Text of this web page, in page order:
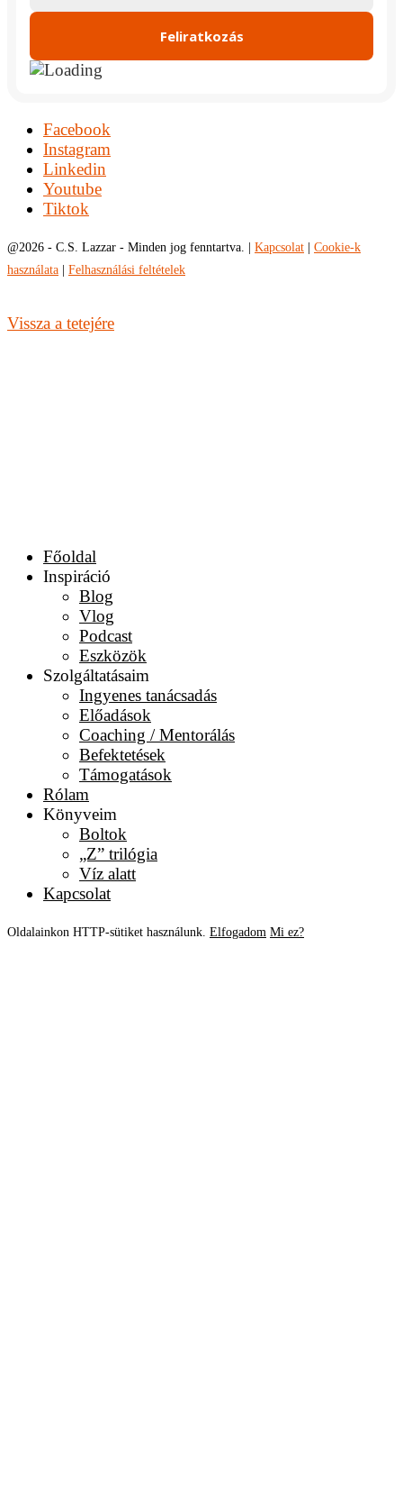
Facebook
Instagram
Linkedin
Youtube
Tiktok
@2026 - C.S. Lazzar - Minden jog fenntartva. | Kapcsolat
Cookie-k
használata
Felhasználási feltételek
Vissza a tetejére
Főoldal
Inspiráció
Blog
Vlog
Podcast
Eszközök
Szolgáltatásaim
Ingyenes tanácsadás
Előadások
Coaching / Mentorálás
Befektetések
Támogatások
Rólam
Könyveim
Boltok
„Z” trilógia
Víz alatt
Kapcsolat
Oldalainkon HTTP-sütiket használunk. Elfogadom Mi ez?